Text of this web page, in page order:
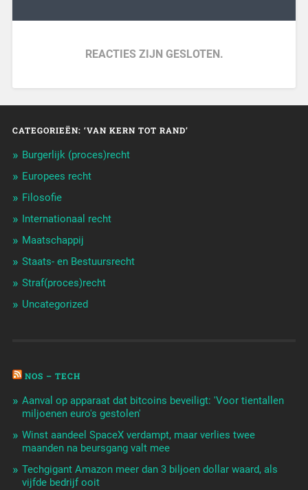
REACTIES ZIJN GESLOTEN.
CATEGORIEËN: ‘VAN KERN TOT RAND’
Burgerlijk (proces)recht
Europees recht
Filosofie
Internationaal recht
Maatschappij
Staats- en Bestuursrecht
Straf(proces)recht
Uncategorized
NOS – TECH
Aanval op apparaat dat bitcoins beveiligt: 'Voor tientallen
miljoenen euro's gestolen'
Winst aandeel SpaceX verdampt, maar verlies twee
maanden na beursgang valt mee
Techgigant Amazon meer dan 3 biljoen dollar waard, als
vijfde bedrijf ooit